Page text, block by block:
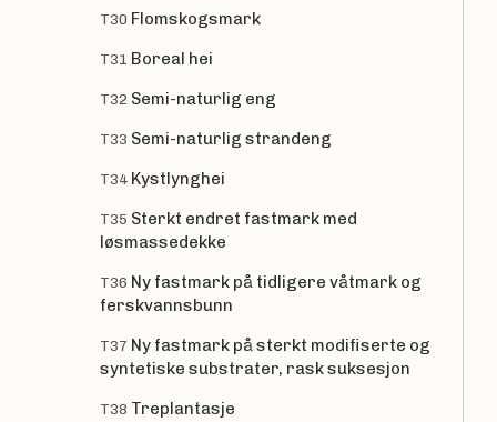
T30 Flomskogsmark
T31 Boreal hei
T32 Semi-naturlig eng
T33 Semi-naturlig strandeng
T34 Kystlynghei
T35 Sterkt endret fastmark med
løsmassedekke
T36 Ny fastmark på tidligere våtmark og
ferskvannsbunn
T37 Ny fastmark på sterkt modifiserte og
syntetiske substrater, rask suksesjon
T38 Treplantasje